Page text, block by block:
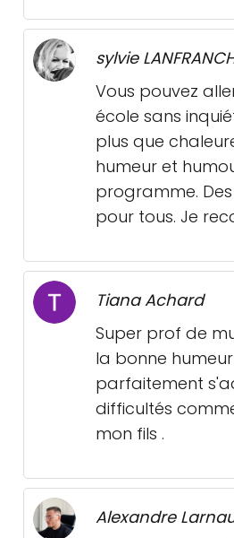
sylvie
Vous pouvez
école sans
plus que
humeur et
programme.
pour tous. Je
Tiana Achard
Super prof de
la bonne humeur
parfaitement
difficultés
mon fils .
Alexandre